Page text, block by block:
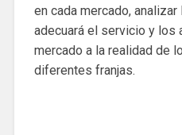
en cada mercado,
adecuará el servicio y los
mercado a la realidad de
diferentes franjas.